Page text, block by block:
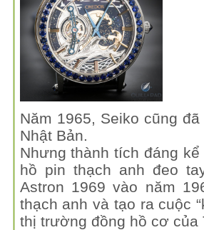
Năm 1965, Seiko cũng
Nhật Bản.
Nhưng thành tích đáng
hồ pin thạch anh đeo
Astron 1969 vào năm
thạch anh và tạo ra cuộc
thị trường đồng hồ cơ của